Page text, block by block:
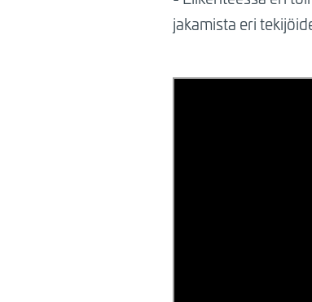
jakamista eri